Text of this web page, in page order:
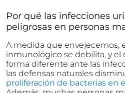
Por qué las infecciones
peligrosas en personas
A medida que envejecemos,
inmunológico se debilita, y el
forma diferente ante las
las defensas naturales
proliferación de bacterias en